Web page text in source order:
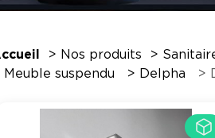
Nos produits
Meuble suspendu
Delpha